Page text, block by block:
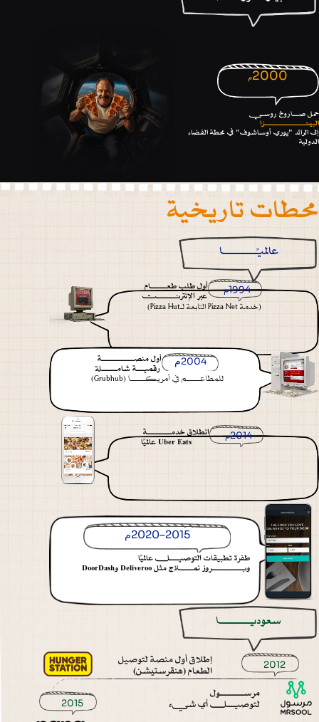
2000
حمل صــاروخ روســي
البيتـــــــــــــــــــزا
إلى الرائد "يوري أوساشوف" في محطة الفضاء
الدولية
محطات تاريخية
عالميًـــــــــــا
1994 أول طلب طعـــــــام
عبر الإنترنــــــــــت
(خدمة Pizza Net التابعة لـPizza Hut)
2004 أول منصـــــــــــــــة
رقميـــة شامـــــــلة
للمطاعــــــم في أمريكـــــــا (Grubhub)
2014 انطلاق خدمـــــــــــة
Uber Eats عالميًا
2015–2020
طفرة تطبيقات التوصيـــــل عالميًا
وبــــــــــــــروز نمــــــاذج مثل Deliveroo وDoorDash
سعوديــــــــــا
2012 إطلاق أول منصة لتوصيل
الطعام (هنقرستيشن)
مرســـــــــــول
لتوصيــــل أي شـيء 2015